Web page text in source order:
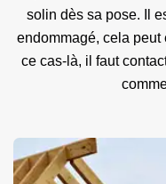
solin dès sa pose. Il
endommagé, cela peut
ce cas-là, il faut